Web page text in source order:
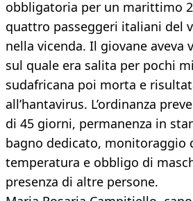
obbligatoria per un marittimo
quattro passeggeri italiani del
nella vicenda. Il giovane aveva
sul quale era salita per pochi
sudafricana poi morta e
all’hantavirus. L’ordinanza
di 45 giorni, permanenza in
bagno dedicato, monitoraggio
temperatura e obbligo di
presenza di altre persone.